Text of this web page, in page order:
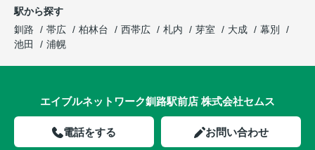
駅から探す
釧路
帯広 柏林台 西帯広 札内 芽室 大成
幕別
池田
浦幌
エイブルネットワーク釧路駅前店 株式会社セムス
電話をする お問い合わせ